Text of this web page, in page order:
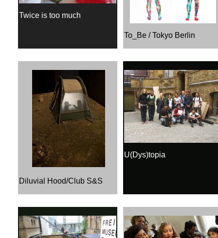
Twice is too much
To_Be / Tokyo Berlin
Diluvial Hood/Club S&S
U(Dys)topia